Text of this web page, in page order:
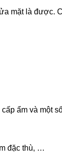
mặt là được.
ẩm và một
đặc thù, …